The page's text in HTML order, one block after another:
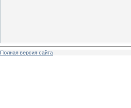
Полная версия сайта